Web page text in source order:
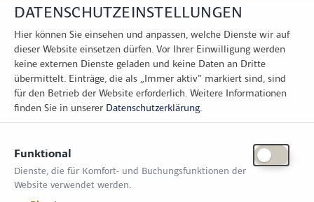
Zimper Media GmbH
Reinhardtstr. 31, 10117 Berlin
Tel.: +49 (0) 30 814 50 12 600
DATENSCHUTZEINSTELLUNGEN
Hier können Sie einsehen und anpassen, welche Dienste wir auf
dieser Website einsetzen dürfen. Vor Ihrer Einwilligung werden
keine externen Dienste geladen und keine Daten an Dritte
übermittelt. Einträge, die als „Immer aktiv" markiert sind, sind
für den Betrieb der Website erforderlich. Weitere Informationen
finden Sie in unserer Datenschutzerklärung.
Funktional
Dienste, die für Komfort- und Buchungsfunktionen der
Website verwendet werden.